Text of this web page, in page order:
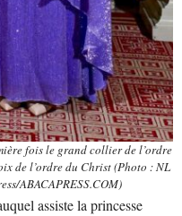
fois le grand collier de l’ordre
de l’ordre du Christ (Photo : NL
ABACAPRESS.COM)
assiste la princesse